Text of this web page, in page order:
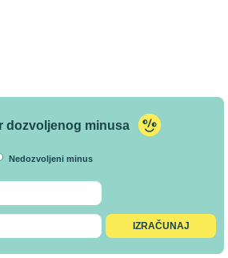
dozvoljenog minusa
Nedozvoljeni minus